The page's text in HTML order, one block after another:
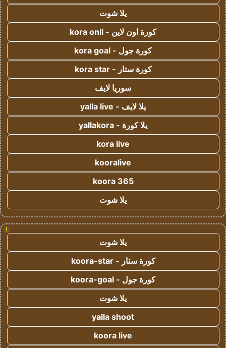
يلا شوت
كورة اون لاين - kora onli
كورة جول - kora goal
كورة ستار - kora star
سوريا لايف
يلا لايف - yalla live
يلا كورة - yallakora
kora live
kooralive
koora 365
يلا شوت
!
يلا شوت
كورة ستار - koora-star
كورة جول - koora-goal
يلا شوت
yalla shoot
koora live